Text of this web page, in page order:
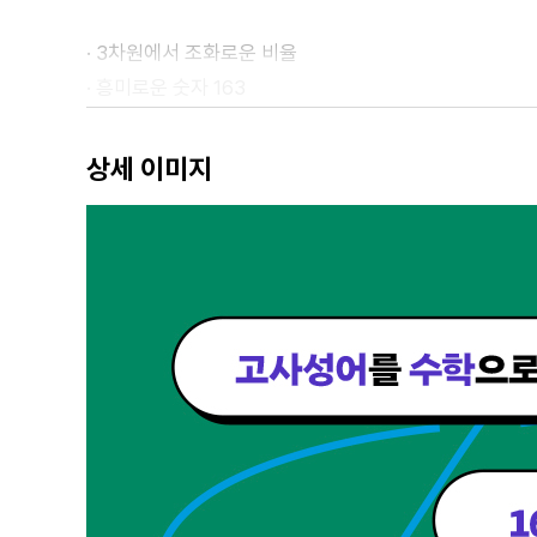
· 3차원에서 조화로운 비율
· 무리수는 무리수와 다르다?
· 정수와 정수는 거의 비슷하다?
· 뜻밖의 순열 조합 문제
· 정다면체 위의 세계 일주와 정십이면체 위의 특수한 경
· 대자연의 선물
· 세 사람이 길을 가면 반드시 순열 조합 문제가 있다!
· 매듭을 수학적으로 연구하는 법
상세 이미지